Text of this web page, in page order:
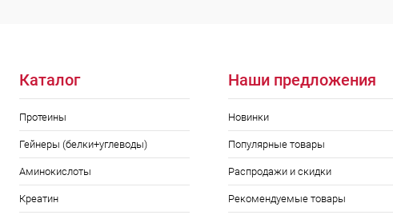
Каталог
Протеины
Гейнеры (белки+углеводы)
Аминокислоты
Креатин
Наши предложения
Новинки
Популярные товары
Распродажи и скидки
Рекомендуемые товары